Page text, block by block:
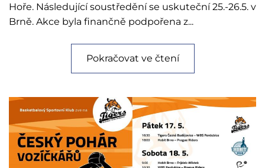
Hoře. Následující soustředění se uskuteční 25.-26.5. v
Brně. Akce byla finančně podpořena z...
Pokračovat ve čtení